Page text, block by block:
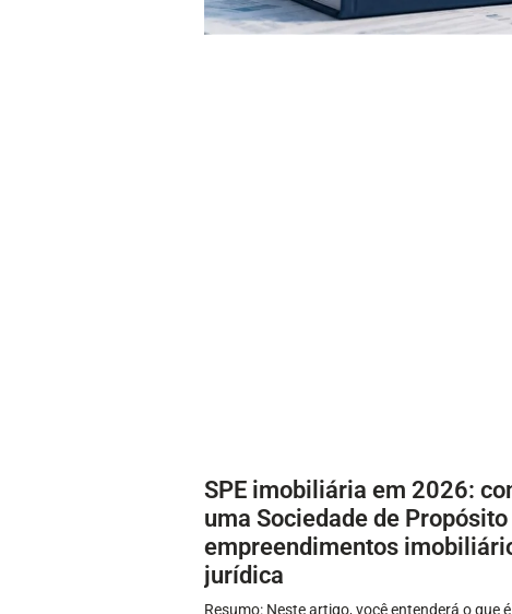
SPE imobiliária em 2026:
uma Sociedade de
empreendimentos
jurídica
Resumo: Neste artigo, você entenderá o que